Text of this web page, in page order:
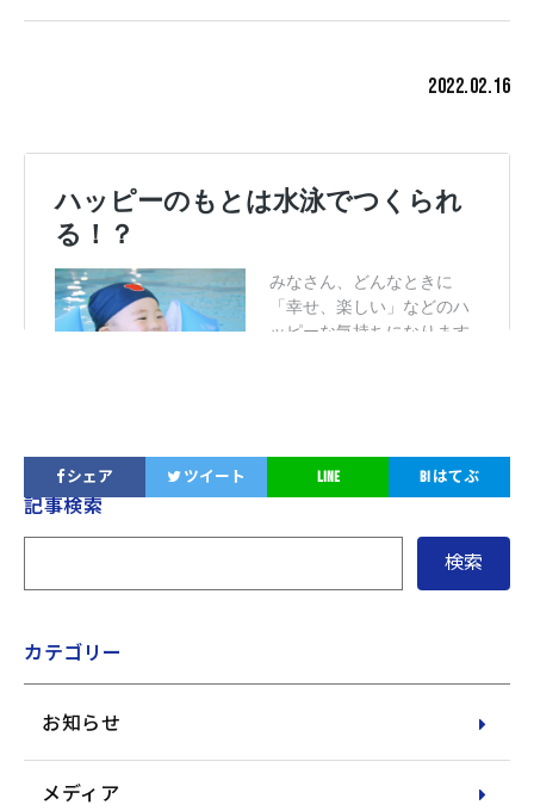
2022.02.16
シェア ツイート LINE B!はてぶ
サ
ニ
記事検索
カテゴリー
お知らせ
メディア